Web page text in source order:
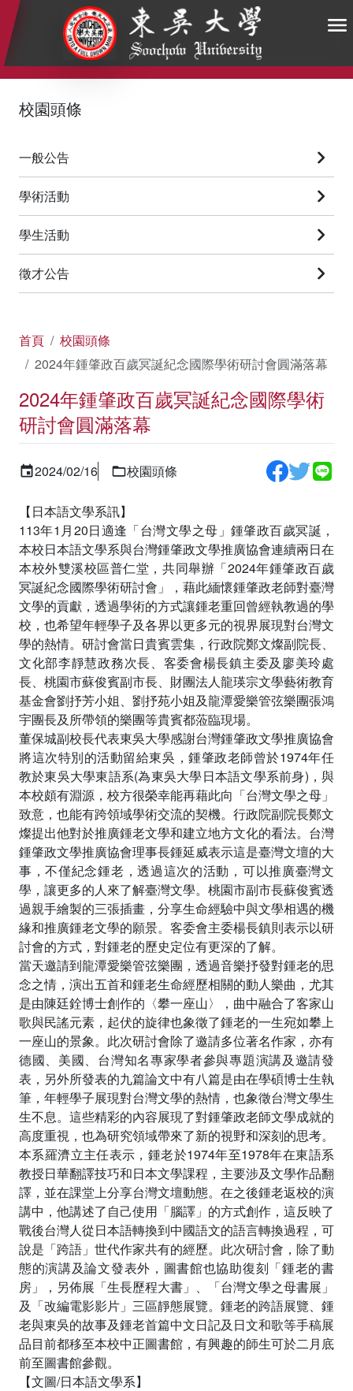
:::
校園頭條
一般公告
學術活動
學生活動
徵才公告
首頁
校園頭條
2024年鍾肇政百歲冥誕紀念國際學術研討會圓滿落幕
2024年鍾肇政百歲冥誕紀念國際學術
研討會圓滿落幕
2024/02/16 校園頭條
【日本語文學系訊】
113年1月20日適逢「台灣文學之母」鍾肇政百歲冥誕，
本校日本語文學系與台灣鍾肇政文學推廣協會連續兩日在
本校外雙溪校區普仁堂，共同舉辦「2024年鍾肇政百歲
冥誕紀念國際學術研討會」，藉此緬懷鍾肇政老師對臺灣
文學的貢獻，透過學術的方式讓鍾老重回曾經執教過的學
校，也希望年輕學子及各界以更多元的視界展現對台灣文
學的熱情。研討會當日貴賓雲集，行政院鄭文燦副院長、
文化部李靜慧政務次長、客委會楊長鎮主委及廖美玲處
長、桃園市蘇俊賓副市長、財團法人龍瑛宗文學藝術教育
基金會劉抒芳小姐、劉抒苑小姐及龍潭愛樂管弦樂團張鴻
宇團長及所帶領的樂團等貴賓都蒞臨現場。
董保城副校長代表東吳大學感謝台灣鍾肇政文學推廣協會
將這次特別的活動留給東吳，鍾肇政老師曾於1974年任
教於東吳大學東語系(為東吳大學日本語文學系前身)，與
本校頗有淵源，校方很榮幸能再藉此向「台灣文學之母」
致意，也能有跨領域學術交流的契機。行政院副院長鄭文
燦提出他對於推廣鍾老文學和建立地方文化的看法。台灣
鍾肇政文學推廣協會理事長鍾延威表示這是臺灣文壇的大
事，不僅紀念鍾老，透過這次的活動，可以推廣臺灣文
學，讓更多的人來了解臺灣文學。桃園市副市長蘇俊賓透
過親手繪製的三張插畫，分享生命經驗中與文學相遇的機
緣和推廣鍾老文學的願景。客委會主委楊長鎮則表示以研
討會的方式，對鍾老的歷史定位有更深的了解。
當天邀請到龍潭愛樂管弦樂團，透過音樂抒發對鍾老的思
念之情，演出五首和鍾老生命經歷相關的動人樂曲，尤其
是由陳廷銓博士創作的〈攀一座山〉，曲中融合了客家山
歌與民謠元素，起伏的旋律也象徵了鍾老的一生宛如攀上
一座山的景象。此次研討會除了邀請多位著名作家，亦有
德國、美國、台灣知名專家學者參與專題演講及邀請發
表，另外所發表的九篇論文中有八篇是由在學碩博士生執
筆，年輕學子展現對台灣文學的熱情，也象徵台灣文學生
生不息。這些精彩的內容展現了對鍾肇政老師文學成就的
高度重視，也為研究領域帶來了新的視野和深刻的思考。
本系羅濟立主任表示，鍾老於1974年至1978年在東語系
教授日華翻譯技巧和日本文學課程，主要涉及文學作品翻
譯，並在課堂上分享台灣文壇動態。在之後鍾老返校的演
講中，他講述了自己使用「腦譯」的方式創作，這反映了
戰後台灣人從日本語轉換到中國語文的語言轉換過程，可
說是「跨語」世代作家共有的經歷。此次研討會，除了動
態的演講及論文發表外，圖書館也協助復刻「鍾老的書
房」，另佈展「生長歷程大書」、「台灣文學之母書展」
及「改編電影影片」三區靜態展覽。鍾老的跨語展覽、鍾
老與東吳的故事及鍾老首篇中文日記及日文和歌等手稿展
品目前都移至本校中正圖書館，有興趣的師生可於二月底
前至圖書館參觀。
【文圖/日本語文學系】